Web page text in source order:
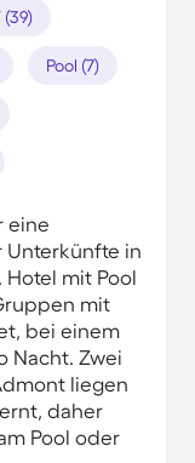
(39)
Pool (7)
eine
Unterkünfte in
mit Pool
mit
bei einem
Nacht. Zwei
liegen
daher
Pool oder